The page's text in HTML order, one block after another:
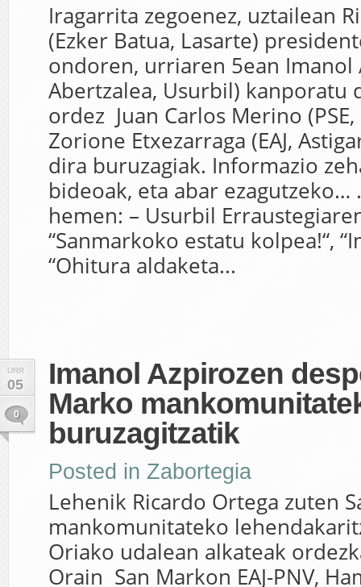
Iragarrita zegoenez, uztailean
(Ezker Batua, Lasarte)
ondoren, urriaren 5ean Imanol
Abertzalea, Usurbil) kanporatu
ordez Juan Carlos Merino
Zorione Etxezarraga (EAJ,
dira buruzagiak. Informazio
bideoak, eta abar
hemen: – Usurbil
“Sanmarkoko estatu kolpea!“,
“Ohitura aldaketa...
URR
05
0
Imanol Azpirozen
Marko
buruzagitzatik
Posted in Zabortegia
Lehenik Ricardo Ortega zuten
mankomunitateko
Oriako udalean alkateak
Orain San Markon EAJ-PNV,